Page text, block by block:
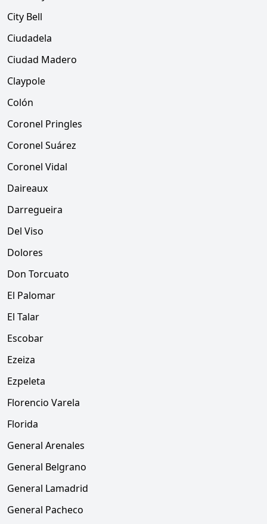
City Bell
Ciudadela
Ciudad Madero
Claypole
Colón
Coronel Pringles
Coronel Suárez
Coronel Vidal
Daireaux
Darregueira
Del Viso
Dolores
Don Torcuato
El Palomar
El Talar
Escobar
Ezeiza
Ezpeleta
Florencio Varela
Florida
General Arenales
General Belgrano
General Lamadrid
General Pacheco